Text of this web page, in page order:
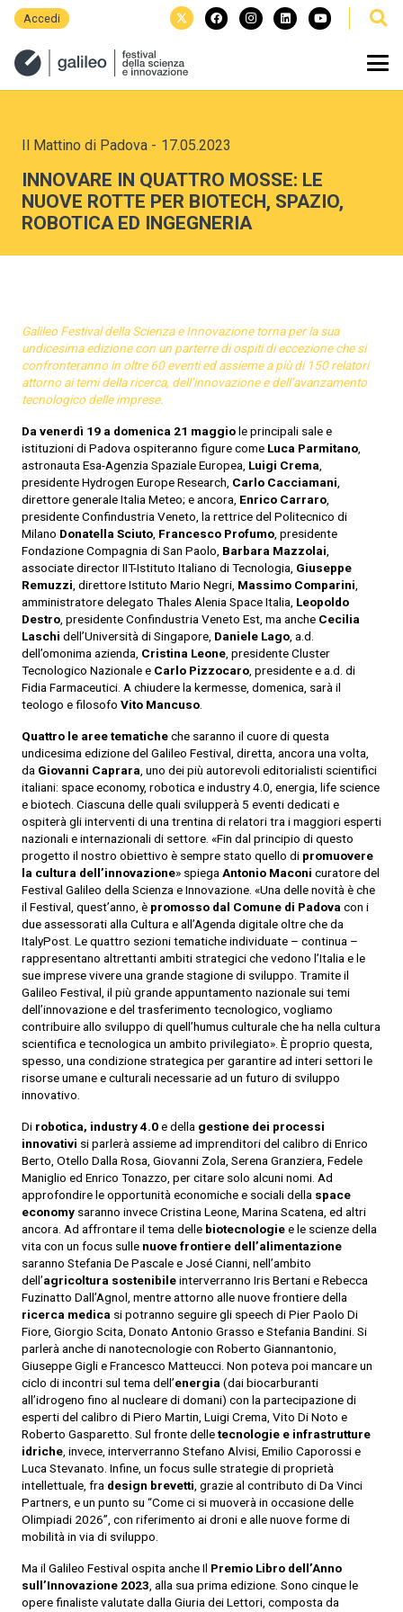
Accedi
Il Mattino di Padova - 17.05.2023
INNOVARE IN QUATTRO MOSSE: LE
NUOVE ROTTE PER BIOTECH, SPAZIO,
ROBOTICA ED INGEGNERIA
Galileo Festival della Scienza e Innovazione torna per la sua
undicesima edizione con un parterre di ospiti di eccezione che si
confronteranno in oltre 60 eventi ed assieme a più di 150 relatori
attorno ai temi della ricerca, dell’innovazione e dell’avanzamento
tecnologico delle imprese.
Da venerdì 19 a domenica 21 maggiole principali sale e
istituzioni di Padova ospiteranno figure come Luca Parmitano
astronauta Esa-Agenzia Spaziale Europea, Luigi Crema
presidente Hydrogen Europe Research, Carlo Cacciamani
direttore generale Italia Meteo; e ancora, Enrico Carraro
presidente Confindustria Veneto, la rettrice del Politecnico di
Milano Donatella Sciuto Francesco Profumo , presidente
Fondazione Compagnia di San Paolo, Barbara Mazzolai
associate director IIT-Istituto Italiano di Tecnologia, Giuseppe
Remuzzi , direttore Istituto Mario Negri, Massimo Comparini
amministratore delegato Thales Alenia Space Italia, Leopoldo
Destro , presidente Confindustria Veneto Est, ma anche Cecilia
Laschi dell’Università di Singapore, Daniele Lago , a.d.
dell’omonima azienda, Cristina Leone , presidente Cluster
Tecnologico Nazionale e Carlo Pizzocaro , presidente e a.d. di
Fidia Farmaceutici. A chiudere la kermesse, domenica, sarà il
teologo e filosofo Vito Mancuso
Quattro le aree tematicheche saranno il cuore di questa
undicesima edizione del Galileo Festival, diretta, ancora una volta,
da Giovanni Caprara , uno dei più autorevoli editorialisti scientifici
italiani: space economy, robotica e industry 4.0, energia, life science
e biotech. Ciascuna delle quali svilupperà 5 eventi dedicati e
ospiterà gli interventi di una trentina di relatori tra i maggiori esperti
nazionali e internazionali di settore. «Fin dal principio di questo
progetto il nostro obiettivo è sempre stato quello di promuovere
la cultura dell’innovazione» spiega Antonio Maconi curatore del
Festival Galileo della Scienza e Innovazione. «Una delle novità è che
il Festival, quest’anno, è promosso dal Comune di Padova con i
due assessorati alla Cultura e all’Agenda digitale oltre che da
ItalyPost. Le quattro sezioni tematiche individuate – continua –
rappresentano altrettanti ambiti strategici che vedono l’Italia e le
sue imprese vivere una grande stagione di sviluppo. Tramite il
Galileo Festival, il più grande appuntamento nazionale sui temi
dell’innovazione e del trasferimento tecnologico, vogliamo
contribuire allo sviluppo di quell’humus culturale che ha nella cultura
scientifica e tecnologica un ambito privilegiato». È proprio questa,
spesso, una condizione strategica per garantire ad interi settori le
risorse umane e culturali necessarie ad un futuro di sviluppo
innovativo.
Di robotica, industry 4.0e della gestione dei processi
innovativi si parlerà assieme ad imprenditori del calibro di Enrico
Berto, Otello Dalla Rosa, Giovanni Zola, Serena Granziera, Fedele
Maniglio ed Enrico Tonazzo, per citare solo alcuni nomi. Ad
approfondire le opportunità economiche e sociali della space
economy saranno invece Cristina Leone, Marina Scatena, ed altri
ancora. Ad affrontare il tema delle biotecnologiee le scienze della
vita con un focus sulle nuove frontiere dell’alimentazione
saranno Stefania De Pascale e José Cianni, nell’ambito
dell’agricoltura sostenibileinterverranno Iris Bertani e Rebecca
Fuzinatto Dall’Agnol, mentre attorno alle nuove frontiere della
ricerca medica si potranno seguire gli speech di Pier Paolo Di
Fiore, Giorgio Scita, Donato Antonio Grasso e Stefania Bandini. Si
parlerà anche di nanotecnologie con Roberto Giannantonio,
Giuseppe Gigli e Francesco Matteucci. Non poteva poi mancare un
ciclo di incontri sul tema dell’energia (dai biocarburanti
all’idrogeno fino al nucleare di domani) con la partecipazione di
esperti del calibro di Piero Martin, Luigi Crema, Vito Di Noto e
Roberto Gasparetto. Sul fronte delletecnologie e infrastrutture
idriche , invece, interverranno Stefano Alvisi, Emilio Caporossi e
Luca Stevanato. Infine, un focus sulle strategie di proprietà
intellettuale, fra design brevetti , grazie al contributo di Da Vinci
Partners, e un punto su “Come ci si muoverà in occasione delle
Olimpiadi 2026”, con riferimento ai droni e alle nuove forme di
mobilità in via di sviluppo.
Ma il Galileo Festival ospita anche Il Premio Libro dell’Anno
sull’Innovazione 2023 , alla sua prima edizione. Sono cinque le
opere finaliste valutate dalla Giuria dei Lettori, composta da